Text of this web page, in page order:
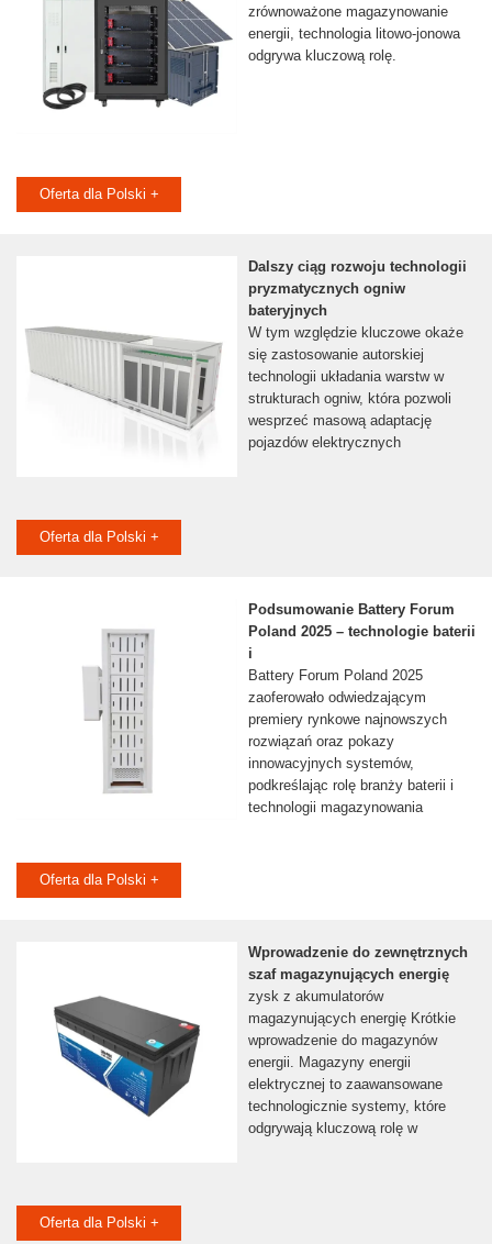
zrównoważone magazynowanie
energii, technologia litowo-jonowa
odgrywa kluczową rolę.
Oferta dla Polski +
Dalszy ciąg rozwoju technologii
pryzmatycznych ogniw
bateryjnych
W tym względzie kluczowe okaże
się zastosowanie autorskiej
technologii układania warstw w
strukturach ogniw, która pozwoli
wesprzeć masową adaptację
pojazdów elektrycznych
Oferta dla Polski +
Podsumowanie Battery Forum
Poland 2025 – technologie baterii
i
Battery Forum Poland 2025
zaoferowało odwiedzającym
premiery rynkowe najnowszych
rozwiązań oraz pokazy
innowacyjnych systemów,
podkreślając rolę branży baterii i
technologii magazynowania
Oferta dla Polski +
Wprowadzenie do zewnętrznych
szaf magazynujących energię
zysk z akumulatorów
magazynujących energię Krótkie
wprowadzenie do magazynów
energii. Magazyny energii
elektrycznej to zaawansowane
technologicznie systemy, które
odgrywają kluczową rolę w
Oferta dla Polski +